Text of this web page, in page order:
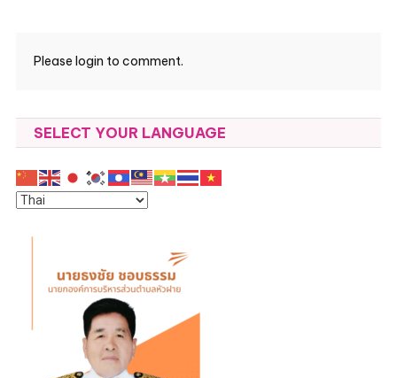
Please login to comment.
SELECT YOUR LANGUAGE